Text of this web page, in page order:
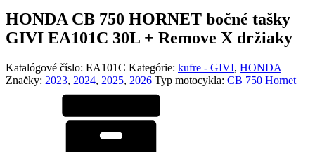
HONDA CB 750 HORNET bočné tašky
GIVI EA101C 30L + Remove X držiaky
Katalógové číslo: EA101C Kategórie: kufre - GIVI, HONDA
Značky: 2023, 2024, 2025, 2026 Typ motocykla: CB 750 Hornet